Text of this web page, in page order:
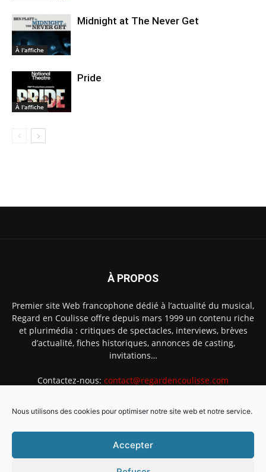
Nous utilisons des cookies pour optimiser notre site web et notre service.
Accepter
À l'affiche
Midnight at The Never Get
À l'affiche
Pride
À PROPOS
Premier site Web francophone dédié à l’actualité du musical,
Regard en Coulisse offre depuis mars 1999 un contenu riche
et plurimédia : critiques de spectacles, interviews, brèves
d’actualité, fiches historiques, annonces de casting,
invitations…
Contactez-nous: contact@regardencoulisse.com